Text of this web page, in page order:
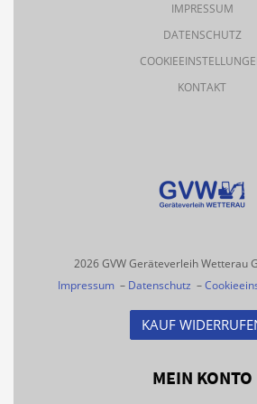
IMPRESSUM
DATENSCHUTZ
KONTAKT
2026 GVW Geräteverleih Wetterau
Impressum– Datenschutz –
KAUF
MEIN KONTO